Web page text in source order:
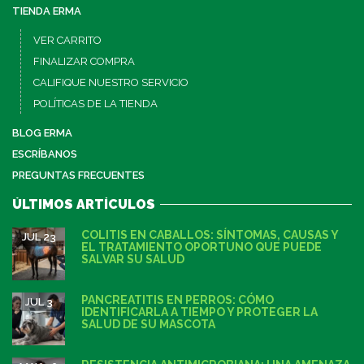
TIENDA ERMA
VER CARRITO
FINALIZAR COMPRA
CALIFIQUE NUESTRO SERVICIO
POLÍTICAS DE LA TIENDA
BLOG ERMA
ESCRÍBANOS
PREGUNTAS FRECUENTES
ÚLTIMOS ARTÍCULOS
COLITIS EN CABALLOS: SÍNTOMAS, CAUSAS Y
EL TRATAMIENTO OPORTUNO QUE PUEDE
SALVAR SU SALUD
JUL 23
PANCREATITIS EN PERROS: CÓMO
IDENTIFICARLA A TIEMPO Y PROTEGER LA
SALUD DE SU MASCOTA
JUL 3